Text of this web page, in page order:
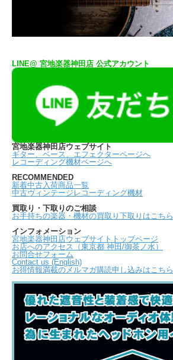
LINE@ 宮地楽器神田店 公式アカウント
宮地楽器神田店ウェブサイト
ギター、ベース、エフェクターページへ
レコーディング機材ページへ
RECOMMENDED
新着中古入荷商品一覧
中古ヴィンテージレコーディング機材
買取り・下取りのご相談
お手持ちの楽器・機材の買取り下取りはこちら
インフォメーション
宮地楽器神田店ウェブサイトトップページ
お店へのアクセス（東京都 神田/御茶ノ水）
お問合せフォーム
Contact us (English)
お得情報満載のメルマガ購読申し込みはこちら